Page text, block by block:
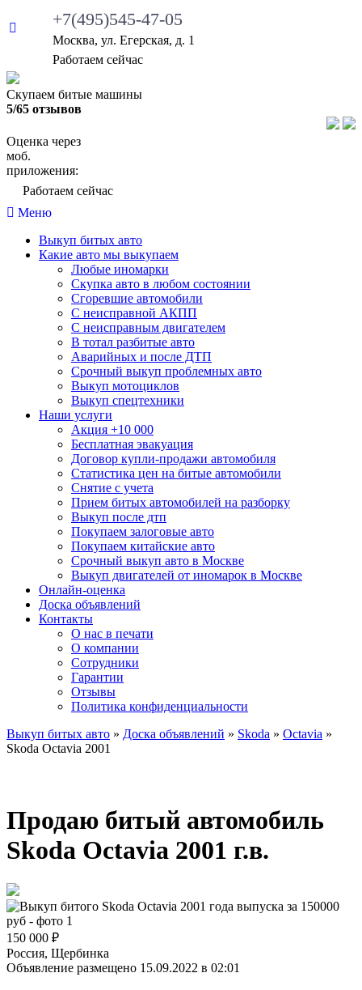
+7(495)545-47-05
Москва, ул. Егерская, д. 1
Работаем сейчас
Скупаем битые машины
5/65 отзывов
Оценка через
моб.
приложения:
Работаем сейчас
Меню
Выкуп битых авто
Какие авто мы выкупаем
Любые иномарки
Скупка авто в любом состоянии
Сгоревшие автомобили
С неисправной АКПП
С неисправным двигателем
В тотал разбитые авто
Аварийных и после ДТП
Срочный выкуп проблемных авто
Выкуп мотоциклов
Выкуп спецтехники
Наши услуги
Акция +10 000
Бесплатная эвакуация
Договор купли-продажи автомобиля
Статистика цен на битые автомобили
Снятие с учета
Прием битых автомобилей на разборку
Выкуп после дтп
Покупаем залоговые авто
Покупаем китайские авто
Срочный выкуп авто в Москве
Выкуп двигателей от иномарок в Москве
Онлайн-оценка
Доска объявлений
Контакты
О нас в печати
О компании
Сотрудники
Гарантии
Отзывы
Политика конфиденциальности
Выкуп битых авто » Доска объявлений » Skoda » Octavia »
Skoda Octavia 2001
Продаю битый автомобиль
Skoda Octavia 2001 г.в.
150 000 ₽
Россия, Щербинка
Объявление размещено 15.09.2022 в 02:01